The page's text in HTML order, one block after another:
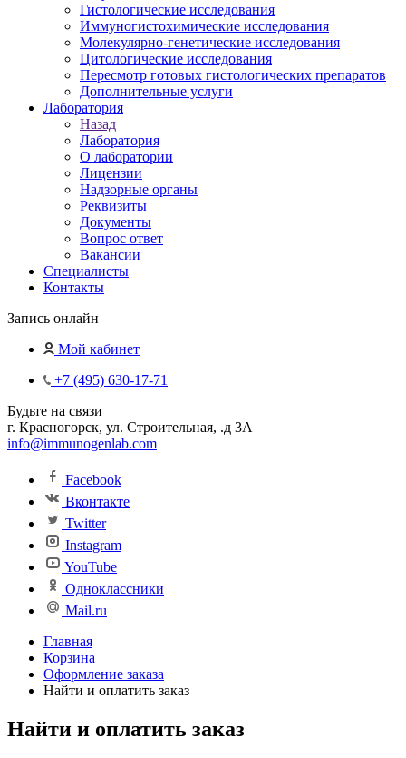
Гистологические исследования
Иммуногистохимические исследования
Молекулярно-генетические исследования
Цитологические исследования
Пересмотр готовых гистологических препаратов
Дополнительные услуги
Лаборатория
Назад
Лаборатория
О лаборатории
Лицензии
Надзорные органы
Реквизиты
Документы
Вопрос ответ
Вакансии
Специалисты
Контакты
Запись онлайн
Мой кабинет
+7 (495) 630-17-71
Будьте на связи
г. Красногорск, ул. Строительная, .д 3А
info@immunogenlab.com
Facebook
Вконтакте
Twitter
Instagram
YouTube
Одноклассники
Mail.ru
Главная
Корзина
Оформление заказа
Найти и оплатить заказ
Найти и оплатить заказ